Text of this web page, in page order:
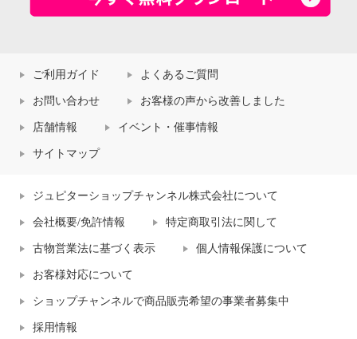
ご利用ガイド よくあるご質問
お問い合わせ お客様の声から改善しました
店舗情報 イベント・催事情報
サイトマップ
ジュピターショップチャンネル株式会社について
会社概要/免許情報 特定商取引法に関して
古物営業法に基づく表示 個人情報保護について
お客様対応について
ショップチャンネルで商品販売希望の事業者募集中
採用情報